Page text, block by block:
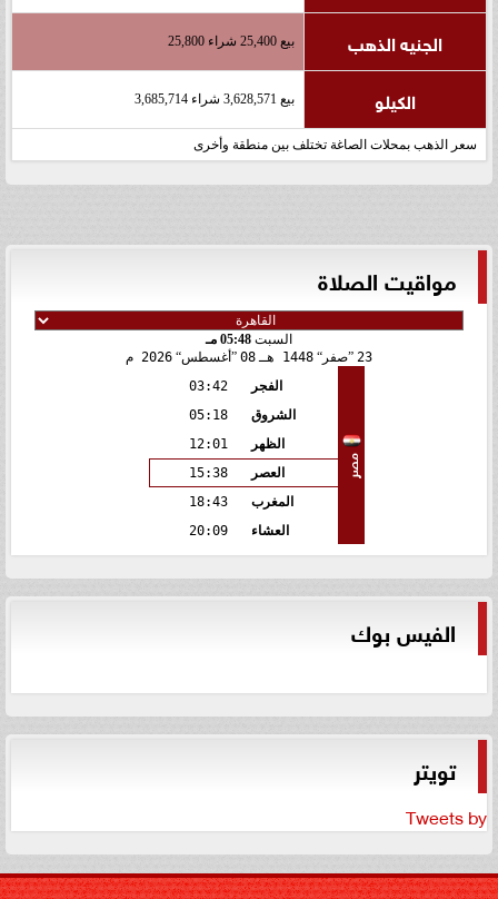
الجنيه الذهب بيع 25,400 شراء 25,800
الكيلو بيع 3,628,571 شراء 3,685,714
سعر الذهب بمحلات الصاغة تختلف بين منطقة وأخرى
مواقيت الصلاة
السبت 05:48 مـ
23 صفر 1448 هـ 08 أغسطس 2026 م
مصر
الفجر
03:42
الشروق
05:18
الظهر
12:01
العصر
15:38
المغرب
18:43
العشاء
20:09
الفيس بوك
تويتر
Tweets by